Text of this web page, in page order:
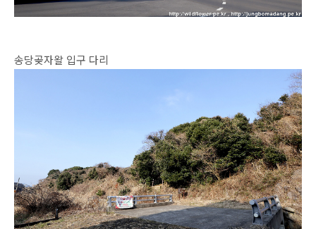
송당곶자왈 입구 다리